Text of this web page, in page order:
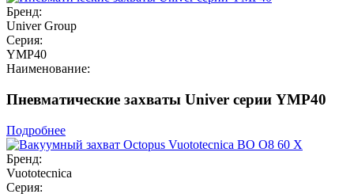
Бренд:
Univer Group
Серия:
YMP40
Наименование:
Пневматические захваты Univer серии YMP40
Подробнее
Бренд:
Vuototecnica
Серия: